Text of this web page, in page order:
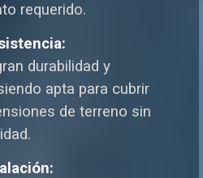
requerido.
durabilidad y
apta para cubrir
de terreno sin